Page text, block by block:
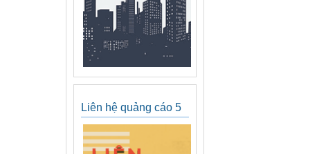
Liên hệ quảng cáo 5